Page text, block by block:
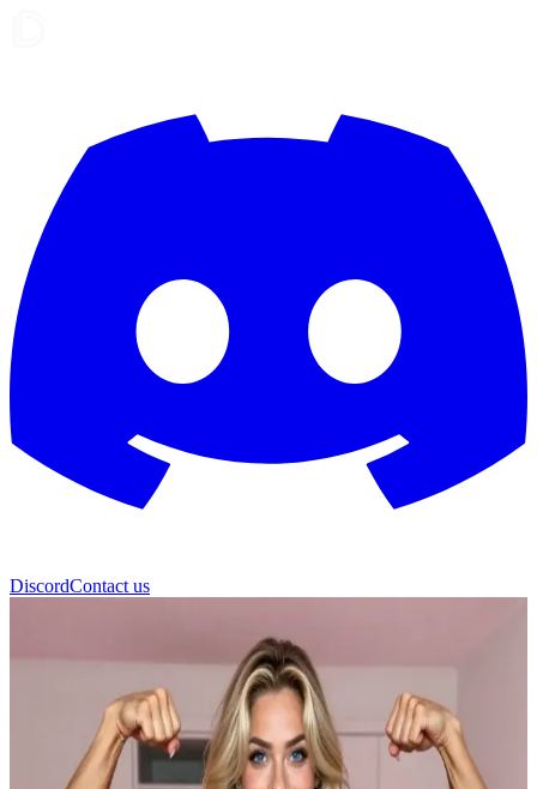
DiscordContact us